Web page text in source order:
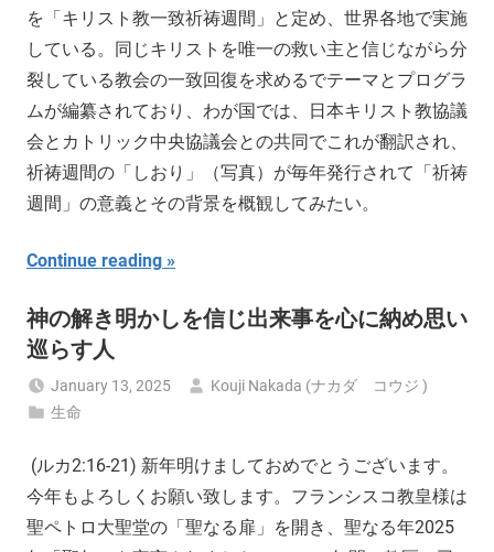
を「キリスト教一致祈祷週間」と定め、世界各地で実施
している。同じキリストを唯一の救い主と信じながら分
裂している教会の一致回復を求めるでテーマとプログラ
ムが編纂されており、わが国では、日本キリスト教協議
会とカトリック中央協議会との共同でこれが翻訳され、
祈祷週間の「しおり」（写真）が毎年発行されて「祈祷
週間」の意義とその背景を概観してみたい。
Continue reading
神の解き明かしを信じ出来事を心に納め思い
巡らす人
January 13, 2025
Kouji Nakada (ナカダ コウジ )
生命
(ルカ2:16-21) 新年明けましておめでとうございます。
今年もよろしくお願い致します。フランシスコ教皇様は
聖ペトロ大聖堂の「聖なる扉」を開き、聖なる年2025